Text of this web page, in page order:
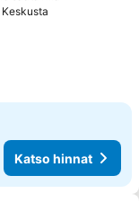
Katso hinnat